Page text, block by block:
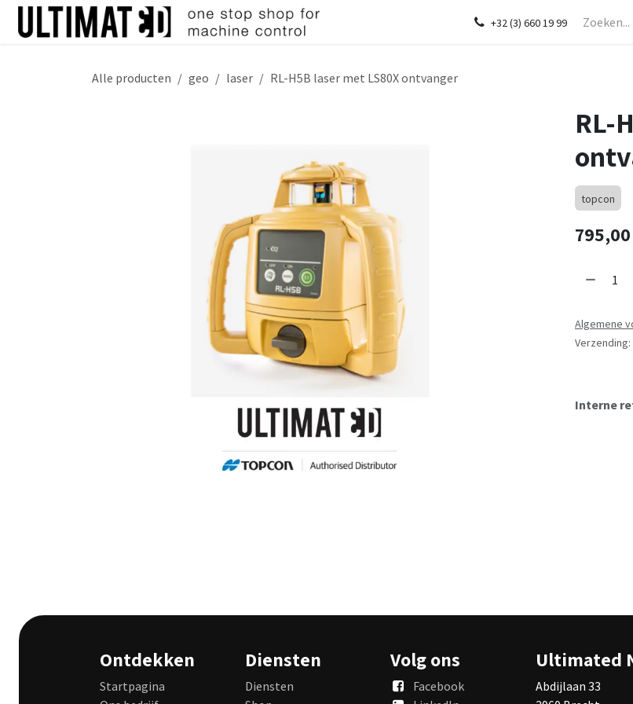
Overslaan naar inhoud
Over ons Shop Diensten In de
+32 (3) 660 19 99
Alle producten geo laser RL-H5B laser met LS80X ontvanger
RL-
topcon
795,00
Algemene
Interne
Ontdekken
Startpagina
Diensten
Diensten
Volg ons
Facebook
Ultimated
Abdijlaan 33